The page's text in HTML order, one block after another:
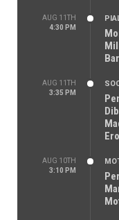
AUG 11TH
4:30 PM
AUG 11TH
3:35 PM
AUG 10TH
3:10 PM